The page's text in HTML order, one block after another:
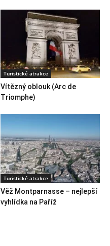
Turistické atrakce
Vítězný oblouk (Arc de
Triomphe)
Turistické atrakce
Věž Montparnasse – nejlepší
vyhlídka na Paříž